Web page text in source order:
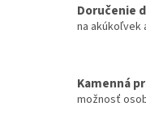
Doručenie
na akúkoľvek
Kamenná
možnosť